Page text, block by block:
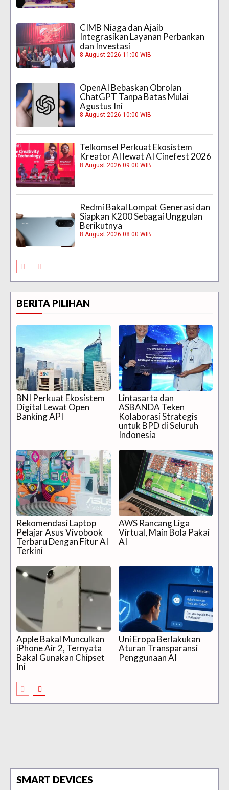
CIMB Niaga dan Ajaib
Integrasikan Layanan Perbankan
dan Investasi
8 August 2026 11:00 WIB
OpenAI Bebaskan Obrolan
ChatGPT Tanpa Batas Mulai
Agustus Ini
8 August 2026 10:00 WIB
Telkomsel Perkuat Ekosistem
Kreator AI lewat AI Cinefest 2026
8 August 2026 09:00 WIB
Redmi Bakal Lompat Generasi dan
Siapkan K200 Sebagai Unggulan
Berikutnya
8 August 2026 08:00 WIB
BERITA PILIHAN
BNI Perkuat Ekosistem
Digital Lewat Open
Banking API
Lintasarta dan
ASBANDA Teken
Kolaborasi Strategis
untuk BPD di Seluruh
Indonesia
Rekomendasi Laptop
Pelajar Asus Vivobook
Terbaru Dengan Fitur AI
Terkini
AWS Rancang Liga
Virtual, Main Bola Pakai
AI
Apple Bakal Munculkan
iPhone Air 2, Ternyata
Bakal Gunakan Chipset
Ini
Uni Eropa Berlakukan
Aturan Transparansi
Penggunaan AI
SMART DEVICES